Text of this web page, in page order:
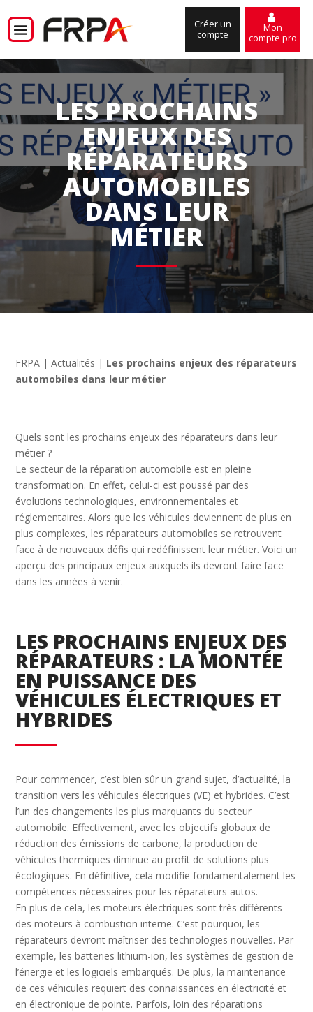
Créer un
compte
Mon
compte pro
LES PROCHAINS
ENJEUX DES
RÉPARATEURS
AUTOMOBILES
DANS LEUR
MÉTIER
FRPA |Actualités | Les prochains enjeux des réparateurs
automobiles dans leur métier
Quels sont les prochains enjeux des réparateurs dans leur
métier ?
Le secteur de la réparation automobile est en pleine
transformation. En effet, celui-ci est poussé par des
évolutions technologiques, environnementales et
réglementaires. Alors que les véhicules deviennent de plus en
plus complexes, les réparateurs automobiles se retrouvent
face à de nouveaux défis qui redéfinissent leur métier. Voici un
aperçu des principaux enjeux auxquels ils devront faire face
dans les années à venir.
LES PROCHAINS ENJEUX DES
RÉPARATEURS : LA MONTÉE
EN PUISSANCE DES
VÉHICULES ÉLECTRIQUES ET
HYBRIDES
Pour commencer, c’est bien sûr un grand sujet, d’actualité, la
transition vers les véhicules électriques (VE) et hybrides. C’est
l’un des changements les plus marquants du secteur
automobile. Effectivement, avec les objectifs globaux de
réduction des émissions de carbone, la production de
véhicules thermiques diminue au profit de solutions plus
écologiques. En définitive, cela modifie fondamentalement les
compétences nécessaires pour les réparateurs autos.
En plus de cela, les moteurs électriques sont très différents
des moteurs à combustion interne. C’est pourquoi, les
réparateurs devront maîtriser des technologies nouvelles. Par
exemple, les batteries lithium-ion, les systèmes de gestion de
l’énergie et les logiciels embarqués. De plus, la maintenance
de ces véhicules requiert des connaissances en électricité et
en électronique de pointe. Parfois, loin des réparations